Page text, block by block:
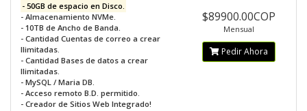
- 50GB de espacio en Disco.
- Almacenamiento NVMe.
- 10TB de Ancho de Banda.
- Cantidad Cuentas de correo a crear
Ilimitadas.
- Cantidad Bases de datos a crear
Ilimitadas.
- MySQL / Maria DB.
- Acceso remoto B.D. permitido.
- Creador de Sitios Web Integrado!
$89900.00COP
Mensual
Pedir Ahora